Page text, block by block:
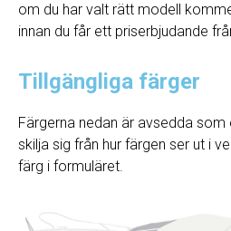
om du har valt rätt modell
innan du får ett priserbjudande
Tillgängliga färger
Färgerna nedan är avsedda
skilja sig från hur färgen ser ut i
färg i formuläret.